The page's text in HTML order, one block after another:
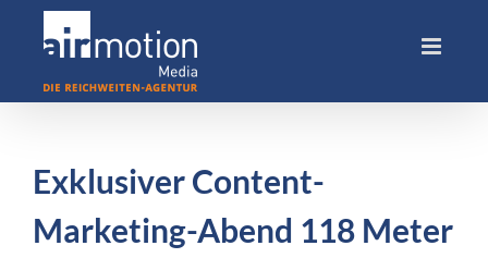
Exklusiver Content-
Marketing-Abend 118 Meter